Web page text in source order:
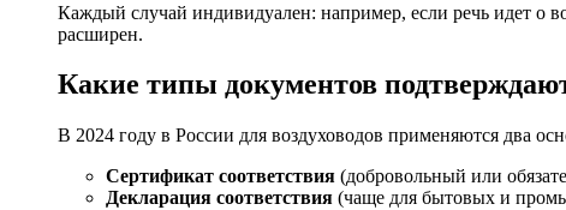
Каждый случай индивидуален: например, если речь идет о
расширен.
Какие типы документов
В 2024 году в России для воздуховодов применяются два
Сертификат соответствия (добровольный или
Декларация соответствия (чаще для бытовых и